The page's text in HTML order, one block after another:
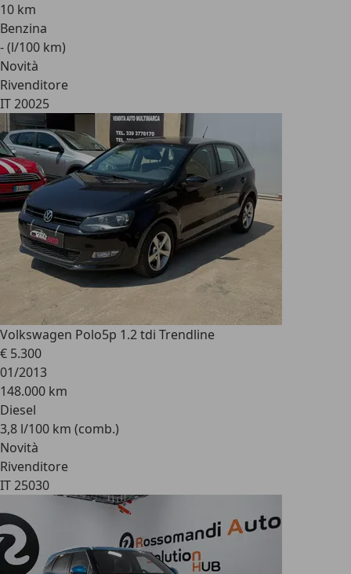
10 km
Benzina
- (l/100 km)
Novità
Rivenditore
IT 20025
Volkswagen Polo5p 1.2 tdi Trendline
€ 5.300
01/2013
148.000 km
Diesel
3,8 l/100 km (comb.)
Novità
Rivenditore
IT 25030